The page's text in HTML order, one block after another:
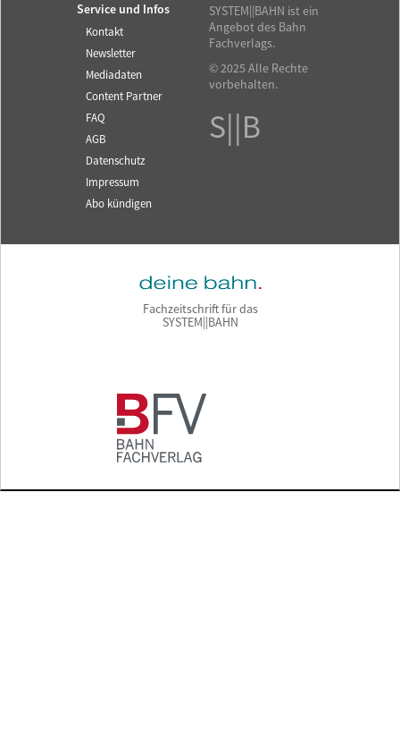
Service und Infos
Kontakt
Newsletter
Mediadaten
Content Partner
FAQ
AGB
Datenschutz
Impressum
Abo kündigen
SYSTEM||BAHN ist ein
Angebot des Bahn
Fachverlags.
© 2025 Alle Rechte
vorbehalten.
S||B
Fachzeitschrift für das
SYSTEM||BAHN